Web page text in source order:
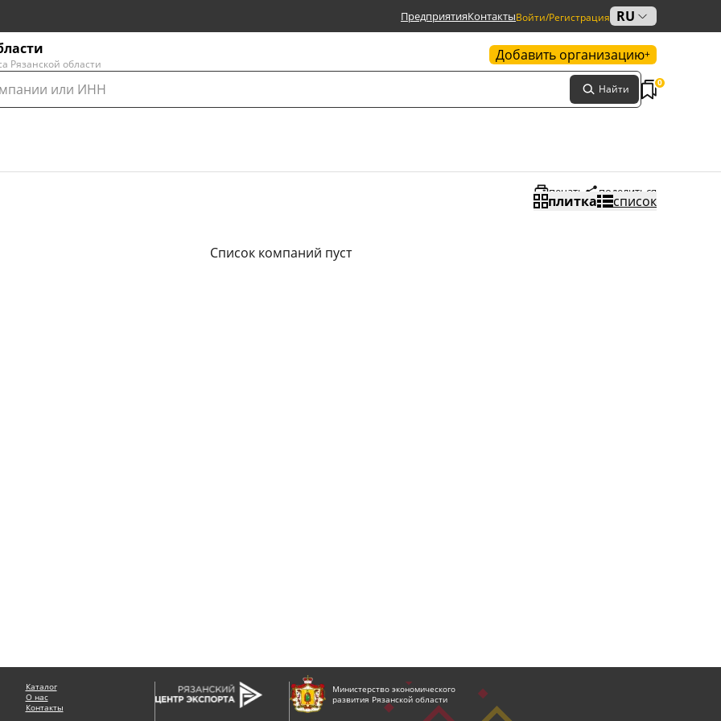
ПредприятияКонтактыВойти/Регистрация RU
Рязанской области
Добавить организацию+
Найти 0
печать поделиться
плитка список
Список компаний пуст
Каталог
О нас
Контакты
Министерство экономического
развития Рязанской области